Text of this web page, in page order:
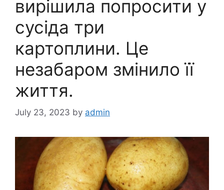
вирішила попросити у
сусіда три
картоплини. Це
незабаром змінило її
життя.
July 23, 2023 by admin